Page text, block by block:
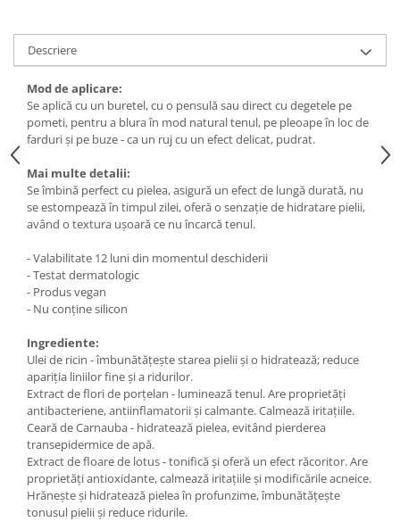
Descriere
Mod de aplicare:
Se aplică cu un buretel, cu o pensulă sau direct cu degetele pe
pometi, pentru a blura în mod natural tenul, pe pleoape în loc de
farduri și pe buze - ca un ruj cu un efect delicat, pudrat.
Mai multe detalii:
Se îmbină perfect cu pielea, asigură un efect de lungă durată, nu
se estompează în timpul zilei, oferă o senzație de hidratare pielii,
având o textura ușoară ce nu încarcă tenul.
- Valabilitate 12 luni din momentul deschiderii
- Testat dermatologic
- Produs vegan
- Nu conține silicon
Ingrediente:
Ulei de ricin - îmbunătățește starea pielii și o hidratează; reduce
apariția liniilor fine și a ridurilor.
Extract de flori de porțelan - luminează tenul. Are proprietăți
antibacteriene, antiinflamatorii și calmante. Calmează iritațiile.
Ceară de Carnauba - hidratează pielea, evitând pierderea
transepidermice de apă.
Extract de floare de lotus - tonifică și oferă un efect răcoritor. Are
proprietăți antioxidante, calmează iritațiile și modificările acneice.
Hrănește și hidratează pielea în profunzime, îmbunătățește
tonusul pielii și reduce ridurile.